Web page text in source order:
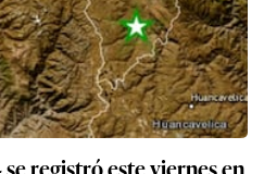
registró este viernes en